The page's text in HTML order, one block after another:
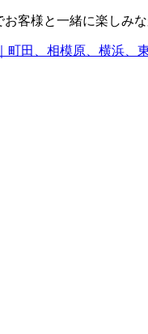
客様と一緒に楽しみ